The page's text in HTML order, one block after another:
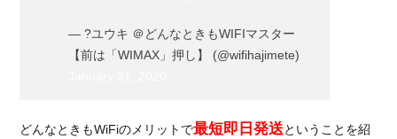
— ?ユウキ ＠どんなときもWIFIマスター
【前は「WIMAX」押し】 (@wifihajimete)
どんなときもWiFiのメリットで最短即日発送ということを紹